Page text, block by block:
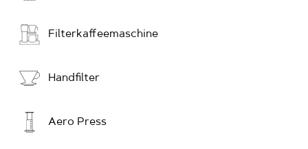
Filterkaffee­maschine
Handfilter
Aero Press